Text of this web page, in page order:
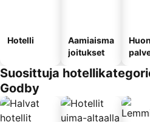
Hotelli
Aamiaisma
joitukset
Suosittuja
Godby